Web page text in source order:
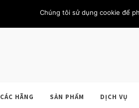
KHÁCH HÀNG LIÊN HỆ THÀNH VIÊN
CÁC HÃNG SẢN PHẨM DỊCH VỤ
Chúng tôi sử dụng cookie để